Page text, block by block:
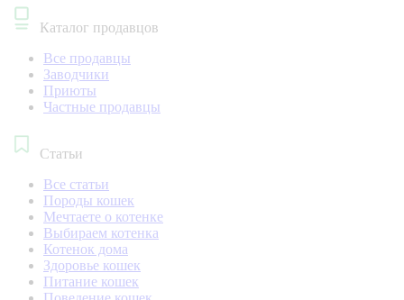
Каталог продавцов
Все продавцы
Заводчики
Приюты
Частные продавцы
Статьи
Все статьи
Породы кошек
Мечтаете о котенке
Выбираем котенка
Котенок дома
Здоровье кошек
Питание кошек